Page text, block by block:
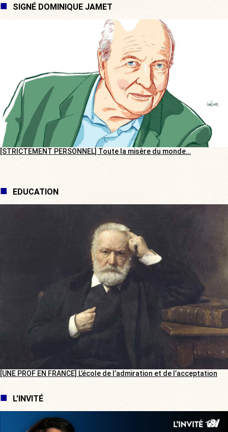
SIGNÉ DOMINIQUE JAMET
[STRICTEMENT PERSONNEL] Toute la misère du monde…
EDUCATION
[UNE PROF EN FRANCE] L’école de l’admiration et de l’acceptation
L'INVITÉ